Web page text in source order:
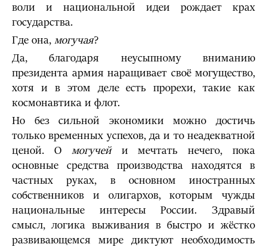
воли и национальной идеи рождает крах
государства.
Где она, могучая?
Да, благодаря неусыпному вниманию
президента армия наращивает своё могущество,
хотя и в этом деле есть прорехи, такие как
космонавтика и флот.
Но без сильной экономики можно достичь
только временных успехов, да и то неадекватной
ценой. О могучейи мечтать нечего, пока
основные средства производства находятся в
частных руках, в основном иностранных
собственников и олигархов, которым чужды
национальные интересы России. Здравый
смысл, логика выживания в быстро и жёстко
развивающемся мире диктуют необходимость